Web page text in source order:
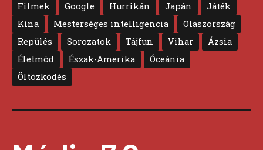
Filmek
Google Hurrikán Japán
Játék
Kína
Mesterséges intelligencia
Olaszország
Repülés
Sorozatok Tájfun Vihar
Ázsia
Életmód
Észak-Amerika
Óceánia
Öltözködés